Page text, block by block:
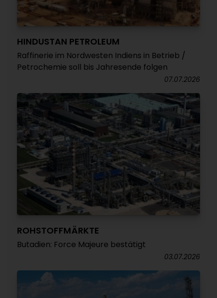
HINDUSTAN PETROLEUM
Raffinerie im Nordwesten Indiens in Betrieb /
Petrochemie soll bis Jahresende folgen
07.07.2026
ROHSTOFFMÄRKTE
Butadien: Force Majeure bestätigt
03.07.2026